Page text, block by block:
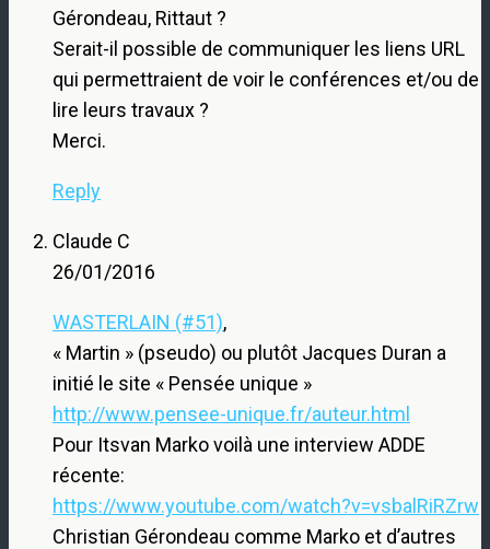
Gérondeau, Rittaut ?
Serait-il possible de communiquer les liens URL
qui permettraient de voir le conférences et/ou de
lire leurs travaux ?
Merci.
Reply
Claude C
26/01/2016
WASTERLAIN (#51),
« Martin » (pseudo) ou plutôt Jacques Duran a
initié le site « Pensée unique »
http://www.pensee-unique.fr/auteur.html
Pour Itsvan Marko voilà une interview ADDE
récente:
https://www.youtube.com/watch?v=vsbalRiRZrw
Christian Gérondeau comme Marko et d’autres